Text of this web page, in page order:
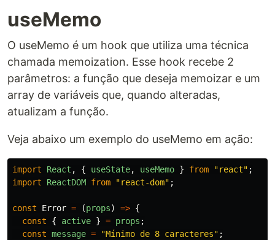
useMemo
O useMemo é um hook que utiliza uma técnica
chamada memoization. Esse hook recebe 2
parâmetros: a função que deseja memoizar e um
array de variáveis que, quando alteradas,
atualizam a função.
Veja abaixo um exemplo do useMemo em ação:
import React , { useState, useMemo } from "react" ;
import
ReactDOM from "react-dom" ;
const Error = (props) => {
const
{ active } = props ;
const message = "Mínimo de 8 caracteres" ;